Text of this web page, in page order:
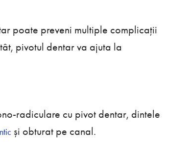
poate preveni multiple complicații
pivotul dentar va ajuta la
radiculare cu pivot dentar, dintele
și obturat pe canal.